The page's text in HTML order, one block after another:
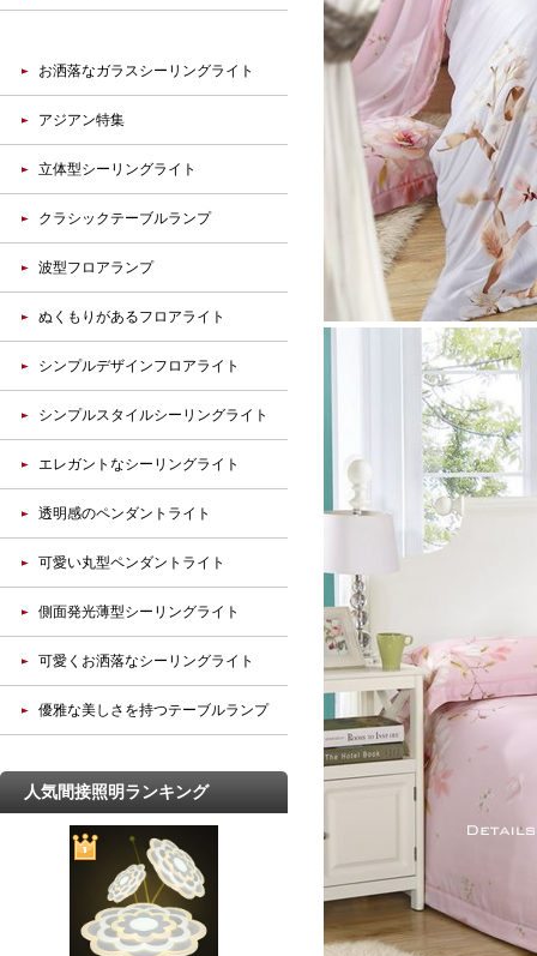
お洒落なガラスシーリングライト
アジアン特集
立体型シーリングライト
クラシックテーブルランプ
波型フロアランプ
ぬくもりがあるフロアライト
シンプルデザインフロアライト
シンプルスタイルシーリングライト
エレガントなシーリングライト
透明感のペンダントライト
可愛い丸型ペンダントライト
側面発光薄型シーリングライト
可愛くお洒落なシーリングライト
優雅な美しさを持つテーブルランプ
人気間接照明ランキング